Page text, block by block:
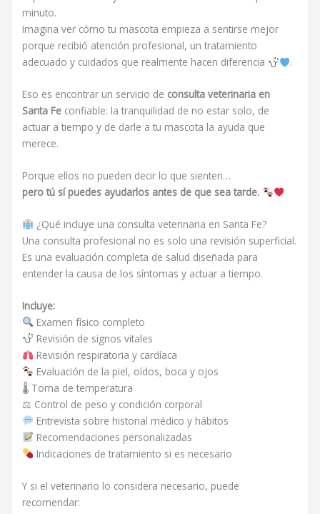
minuto.
Imagina ver cómo tu mascota empieza a sentirse mejor
porque recibió atención profesional, un tratamiento
adecuado y cuidados que realmente hacen diferencia
.
Eso es encontrar un servicio de consulta veterinaria en
Santa Fe confiable: la tranquilidad de no estar solo, de
actuar a tiempo y de darle a tu mascota la ayuda que
merece.
Porque ellos no pueden decir lo que sienten…
pero tú sí puedes ayudarlos antes de que sea tarde.
¿Qué incluye una consulta veterinaria en Santa Fe?
Una consulta profesional no es solo una revisión superficial.
Es una evaluación completa de salud diseñada para
entender la causa de los síntomas y actuar a tiempo.
Incluye:
Examen físico completo
Revisión de signos vitales
Revisión respiratoria y cardíaca
Evaluación de la piel, oídos, boca y ojos
🌡 Toma de temperatura
⚖ Control de peso y condición corporal
Entrevista sobre historial médico y hábitos
Recomendaciones personalizadas
Indicaciones de tratamiento si es necesario
Y si el veterinario lo considera necesario, puede
recomendar: